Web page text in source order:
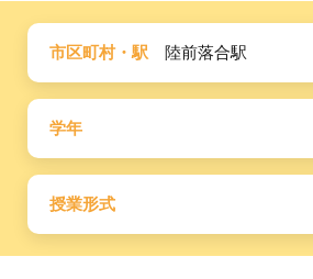
市区町村・駅 陸前落合駅
学年
授業形式